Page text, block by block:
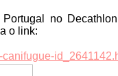
no
o link: